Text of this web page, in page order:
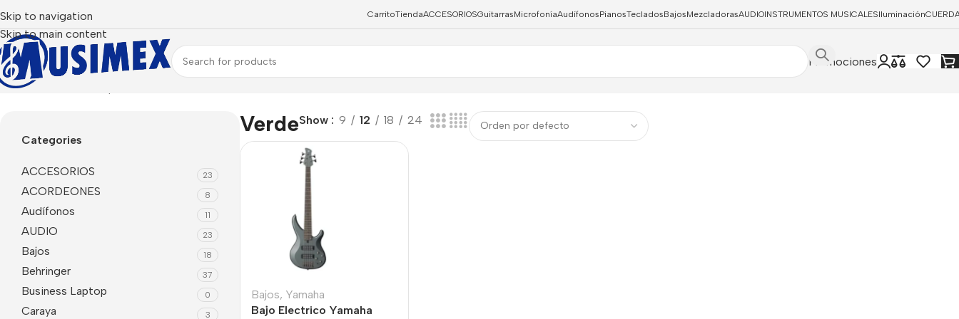
Skip to navigation
Skip to main content
CarritoTiendaACCESORIOSGuitarrasMicrofoníaAudífonosPianosTecladosBajosMezcladorasAUDIOINSTRUMENTOS MUSICALESIluminación
Promociones
Inicio Productos etiquetados “Verde”
Categories
ACCESORIOS 23
ACORDEONES 8
Audífonos 11
AUDIO 23
Bajos 18
Behringer 37
Business Laptop 0
Caraya 3
VerdeShow 9 12 18 24
Bajos, Yamaha
Bajo Electrico Yamaha